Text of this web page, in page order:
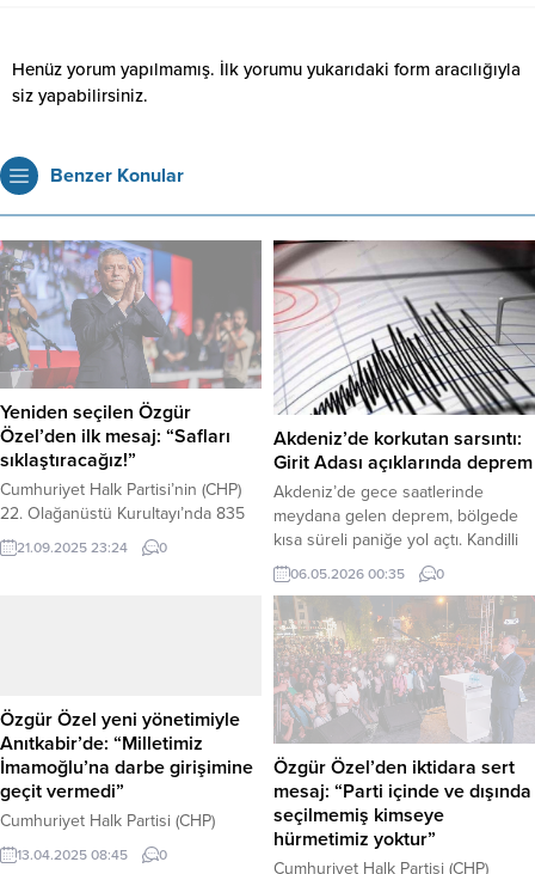
Henüz yorum yapılmamış. İlk yorumu yukarıdaki form aracılığıyla
siz yapabilirsiniz.
Benzer Konular
Yeniden seçilen Özgür
Özel’den ilk mesaj: “Safları
sıklaştıracağız!”
Cumhuriyet Halk Partisi’nin (CHP)
22. Olağanüstü Kurultayı’nda 835
delegenin tamamının oyunu alarak
güven tazeleyen ve yeniden genel
emanetidir. Safları sıklaştıracağız,”
dedi. Haber Merkezi – CHP’nin
“Darbeye ve Kayyıma Hayır”
sloganıyla...
21.09.2025 23:24 0
Akdeniz’de korkutan sarsıntı:
Girit Adası açıklarında deprem
Akdeniz’de gece saatlerinde
meydana gelen deprem, bölgede
kısa süreli paniğe yol açtı. Kandilli
Rasathanesi ve Deprem Araştırma
Enstitüsü (KRDAE) verilerine göre,
depremin merkez üssü Girit Adası
açıkları olarak belirlendi. Haber
Merkezi – 6 Mayıs 2026 tarihinde,
saat 00:35:19 sularında kaydedilen
sarsıntının büyüklüğü 4.1 olarak
ölçüldü. Yer yüzeyinin yaklaşık 7.1
kilometre...
06.05.2026 00:35 0
Özgür Özel yeni yönetimiyle
Anıtkabir’de: “Milletimiz
İmamoğlu’na darbe girişimine
geçit vermedi”
Cumhuriyet Halk Partisi (CHP)
Genel Başkanı Özgür Özel, 6 Nisan
2025 tarihinde gerçekleştirilen 21.
13.04.2025 08:45 0
Özgür Özel’den iktidara sert
mesaj: “Parti içinde ve dışında
seçilmemiş kimseye
hürmetimiz yoktur”
Cumhuriyet Halk Partisi (CHP)